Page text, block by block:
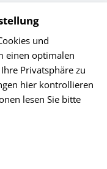
Pixel
Website
und
einen optimalen
Privatsphäre zu
hier kontrollieren
lesen Sie bitte